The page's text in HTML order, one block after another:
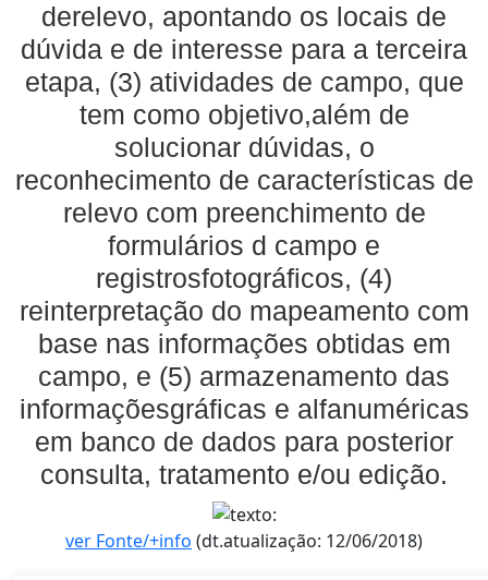
derelevo, apontando os locais de
dúvida e de interesse para a terceira
etapa, (3) atividades de campo, que
tem como objetivo,além de
solucionar dúvidas, o
reconhecimento de características de
relevo com preenchimento de
formulários d campo e
registrosfotográficos, (4)
reinterpretação do mapeamento com
base nas informações obtidas em
campo, e (5) armazenamento das
informaçõesgráficas e alfanuméricas
em banco de dados para posterior
consulta, tratamento e/ou edição.
ver Fonte/+info (dt.atualização: 12/06/2018)